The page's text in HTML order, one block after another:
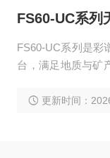
FS60-UC系列
FS60-UC系列是彩
台，满足地质与矿
感教学与科研，
更新时间：